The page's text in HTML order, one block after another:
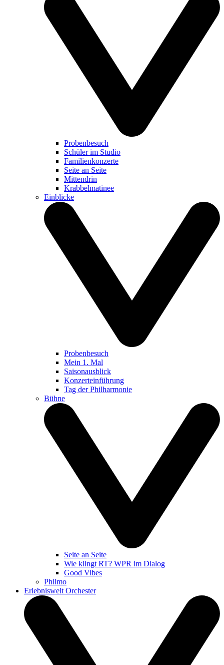
Probenbesuch
Schüler im Studio
Familienkonzerte
Seite an Seite
Mittendrin
Krabbelmatinee
Einblicke
Probenbesuch
Mein 1. Mal
Saisonausblick
Konzerteinführung
Tag der Philharmonie
Bühne
Seite an Seite
Wie klingt RT? WPR im Dialog
Good Vibes
Philmo
Erlebniswelt Orchester